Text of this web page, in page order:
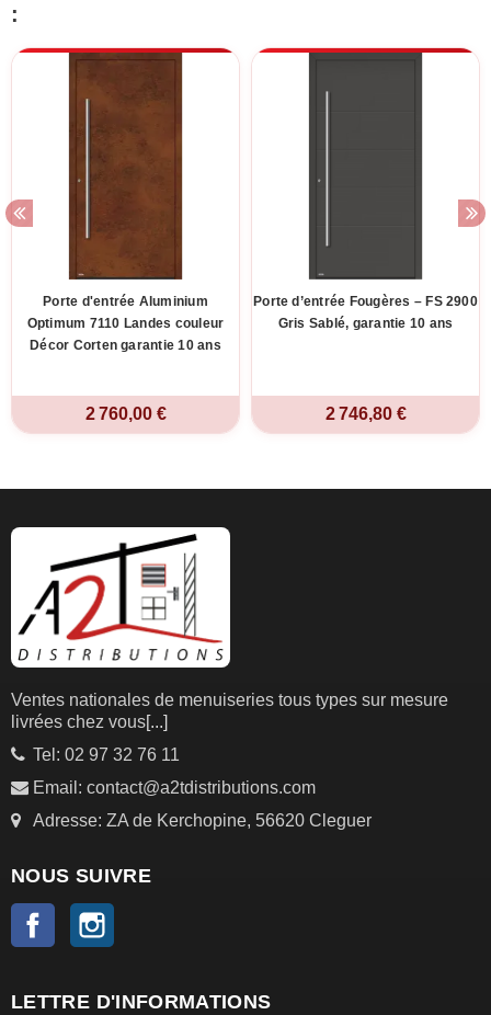
:
Porte d'entrée Aluminium
Optimum 7110 Landes couleur
Décor Corten garantie 10 ans
2 760,00 €
Porte d’entrée Fougères – FS 2900
Gris Sablé, garantie 10 ans
2 746,80 €
Ventes nationales de menuiseries tous types sur mesure
livrées chez vous[...]
Tel: 02 97 32 76 11
Email: contact@a2tdistributions.com
Adresse: ZA de Kerchopine, 56620 Cleguer
NOUS SUIVRE
Facebook
LETTRE D'INFORMATIONS